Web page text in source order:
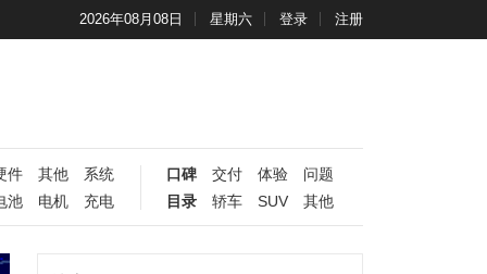
2026年08月08日 星期六 登录 注册
件 其他
系统
池
电机 充电
口碑 交付 体验
问题
目录
轿车 SUV 其他